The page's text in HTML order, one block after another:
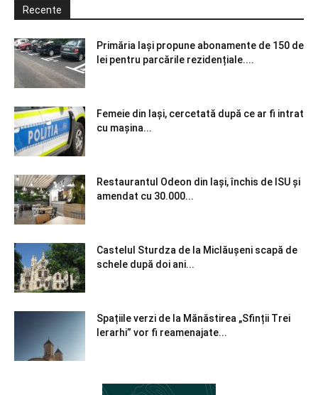
Recente
Primăria Iași propune abonamente de 150 de
lei pentru parcările rezidențiale....
Femeie din Iași, cercetată după ce ar fi intrat
cu mașina...
Restaurantul Odeon din Iași, închis de ISU și
amendat cu 30.000...
Castelul Sturdza de la Miclăușeni scapă de
schele după doi ani...
Spațiile verzi de la Mănăstirea „Sfinții Trei
Ierarhi” vor fi reamenajate...